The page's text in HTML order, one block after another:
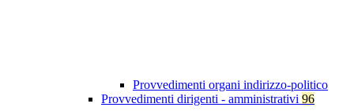
Provvedimenti organi indirizzo-politico
Provvedimenti dirigenti - amministrativi 96